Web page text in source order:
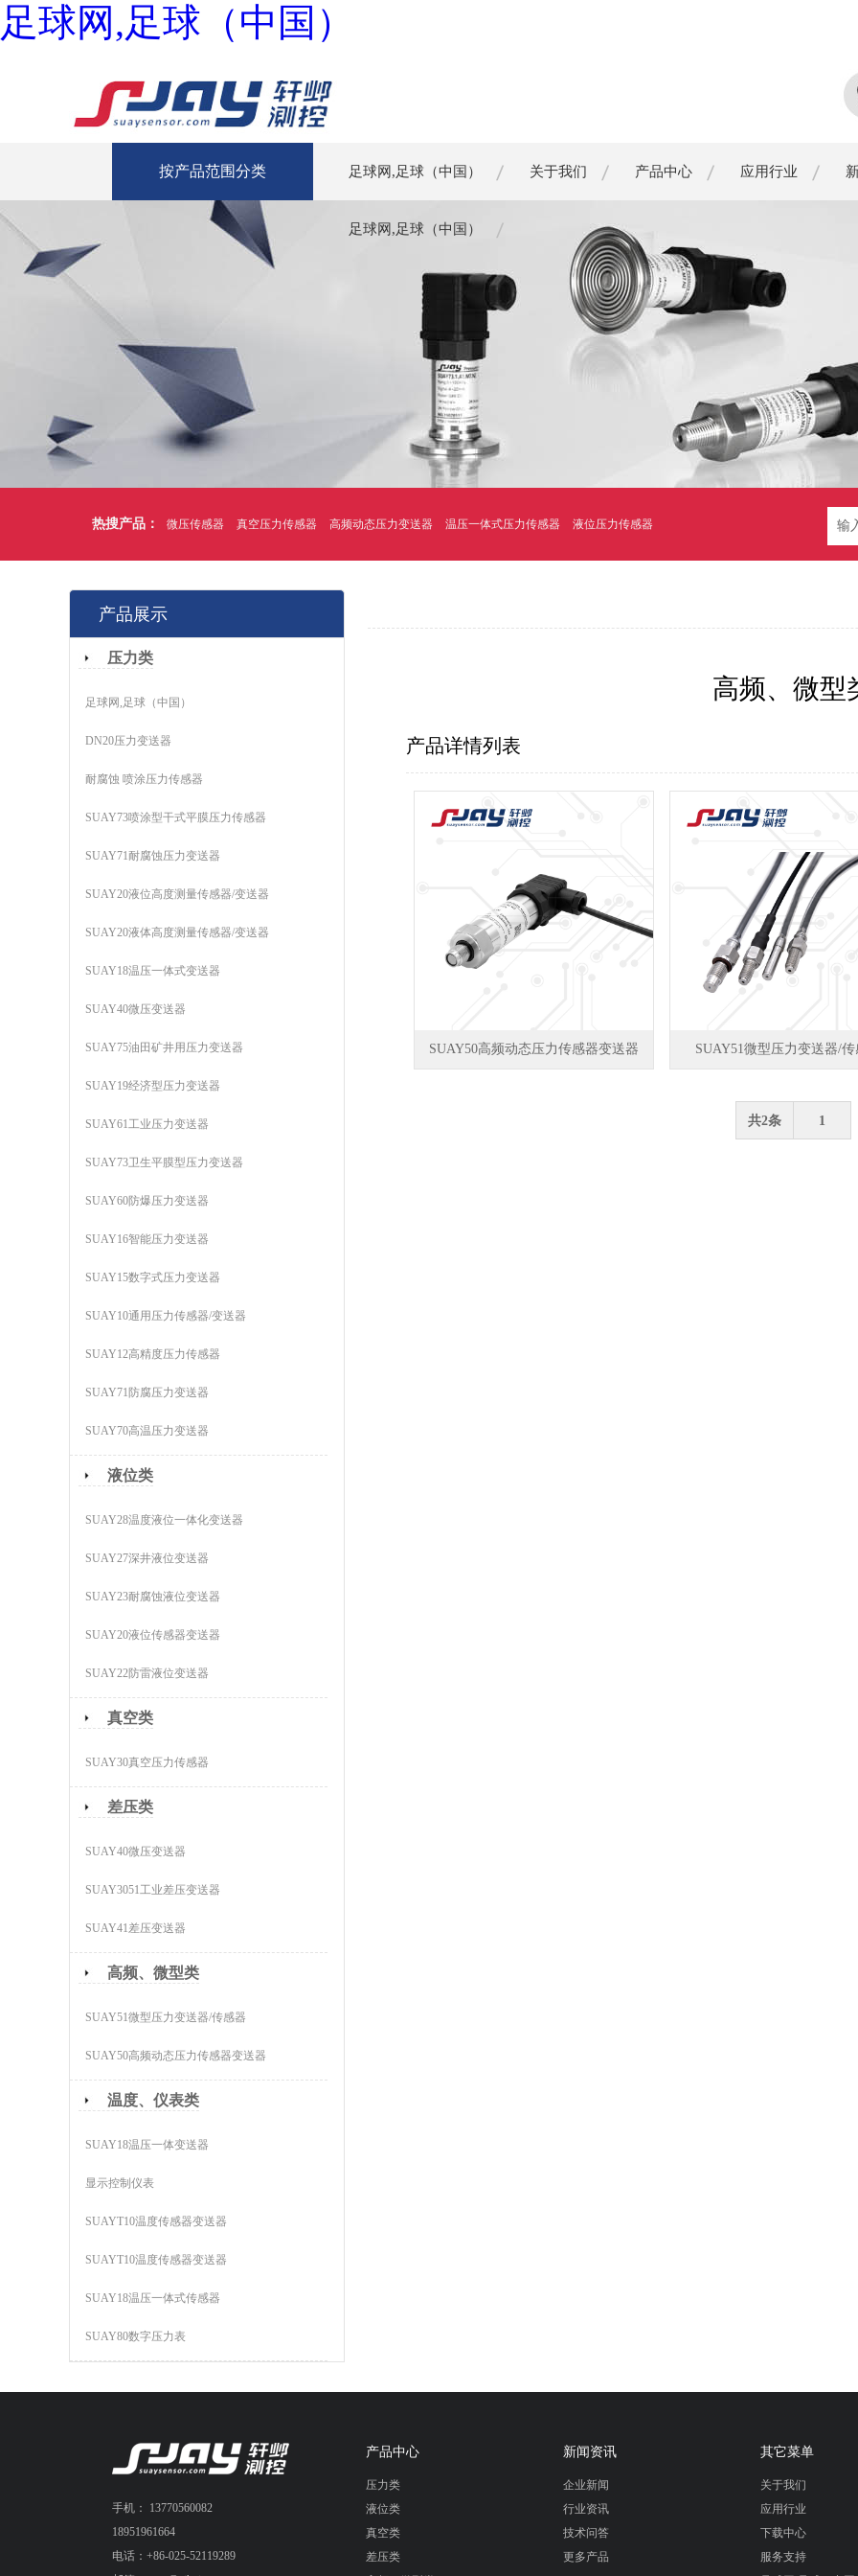
足球网,足球（中国）
按产品范围分类 足球网,足球（中国） 关于我们 产品中心 应用行业
足球网,足球（中国）
热搜产品： 微压传感器 真空压力传感器 高频动态压力变送器 温压一体式压力传感器 液位压力传感器
高频、微型
产品详情列表
SUAY50高频动态压力传感器变送器 SUAY51微型压力变送器/
共2条 1
产品展示
压力类
足球网,足球（中国）
DN20压力变送器
耐腐蚀 喷涂压力传感器
SUAY73喷涂型干式平膜压力传感器
SUAY71耐腐蚀压力变送器
SUAY20液位高度测量传感器/变送器
SUAY20液体高度测量传感器/变送器
SUAY18温压一体式变送器
SUAY40微压变送器
SUAY75油田矿井用压力变送器
SUAY19经济型压力变送器
SUAY61工业压力变送器
SUAY73卫生平膜型压力变送器
SUAY60防爆压力变送器
SUAY16智能压力变送器
SUAY15数字式压力变送器
SUAY10通用压力传感器/变送器
SUAY12高精度压力传感器
SUAY71防腐压力变送器
SUAY70高温压力变送器
液位类
SUAY28温度液位一体化变送器
SUAY27深井液位变送器
SUAY23耐腐蚀液位变送器
SUAY20液位传感器变送器
SUAY22防雷液位变送器
真空类
SUAY30真空压力传感器
差压类
SUAY40微压变送器
SUAY3051工业差压变送器
SUAY41差压变送器
高频、微型类
SUAY51微型压力变送器/传感器
SUAY50高频动态压力传感器变送器
温度、仪表类
SUAY18温压一体变送器
显示控制仪表
SUAYT10温度传感器变送器
SUAYT10温度传感器变送器
SUAY18温压一体式传感器
SUAY80数字压力表
手机： 13770560082
18951961664
电话：+86-025-52119289
产品中心
压力类
液位类
真空类
差压类
新闻资讯
企业新闻
行业资讯
技术问答
更多产品
其它菜单
关于我们
应用行业
下载中心
服务支持